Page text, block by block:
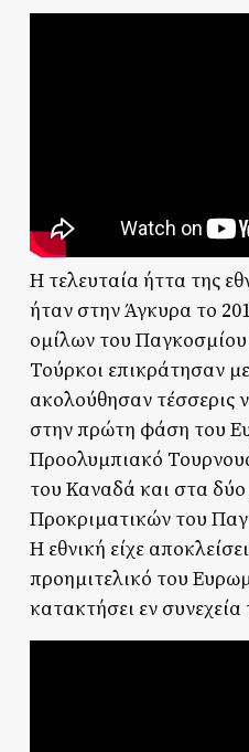
Η τελευταία ήττα της
ήταν στην Άγκυρα το
ομίλων του
Τούρκοι επικράτησαν
ακολούθησαν τέσσερις
στην πρώτη φάση του
Προολυμπιακό
του Καναδά και στα
Προκριματικών του
Η εθνική είχε
προημιτελικό του
κατακτήσει εν